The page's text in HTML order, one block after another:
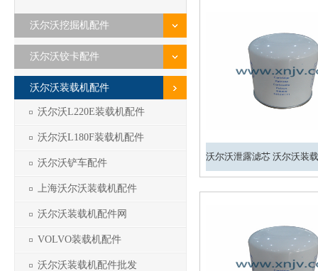
沃尔沃挖掘机配件
沃尔沃铰卡配件
沃尔沃装载机配件
沃尔沃L220E装载机配件
沃尔沃L180F装载机配件
沃尔沃铲车配件
上海沃尔沃装载机配件
沃尔沃装载机配件网
VOLVO装载机配件
沃尔沃装载机配件批发